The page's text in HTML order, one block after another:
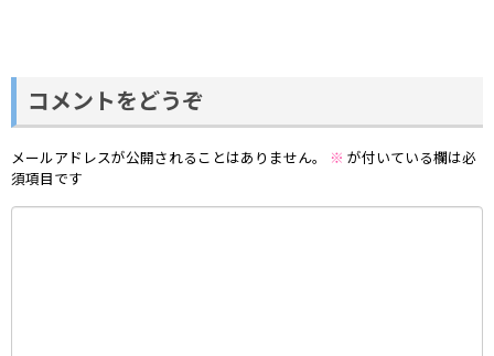
コメントをどうぞ
メールアドレスが公開されることはありません。 ※ が付いている欄は必
須項目です